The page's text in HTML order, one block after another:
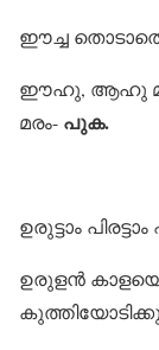
ഈച്ച
ഈഹു, ആഹു മരം,
മരം- പുക.
ഉരുട്ടാം
ഉരുളന്‍